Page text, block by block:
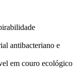
antibacteriano e
em couro ecológico